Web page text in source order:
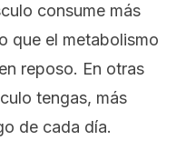
consume más
que el metabolismo
reposo. En otras
tengas, más
de cada día.